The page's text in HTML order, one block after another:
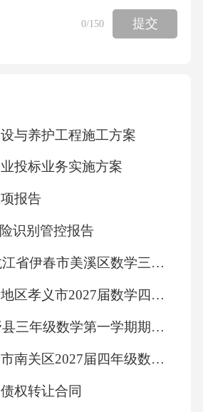
0/150 提交
与养护工程施工方案
投标业务实施方案
报告
识别管控报告
2027届黑龙江省伊春市美溪区数学三上期末调研试题含解析
山西省吕梁地区孝义市2027届数学四年级第一学期期末调研模拟试题含解析
2027届巨野县三年级数学第一学期期末调研试题含解析
吉林省长春市南关区2027届四年级数学第一学期期末统考模拟试题含解析
权转让合同